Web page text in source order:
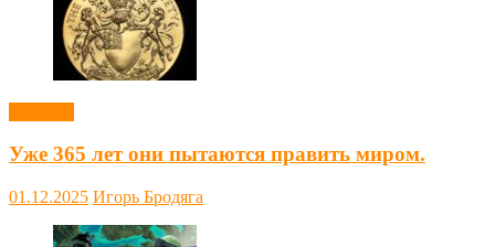
Уже 365 лет они пытаются править миром.
01.12.2025 Игорь Бродяга